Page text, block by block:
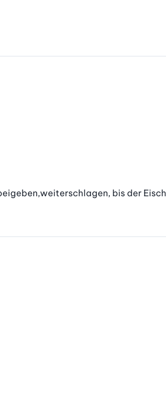
bis der